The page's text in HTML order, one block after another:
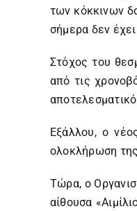
των κόκκινων
σήμερα δεν
Στόχος του
από τις
Εξάλλου, ο
ολοκλήρωση
Τώρα, ο
αίθουσα